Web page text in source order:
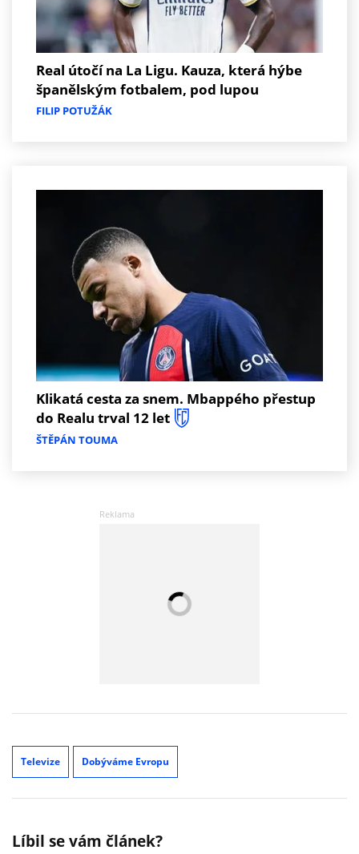
Real útočí na La Ligu. Kauza, která hýbe
španělským fotbalem, pod lupou
FILIP POTUŽÁK
Klikatá cesta za snem. Mbappého přestup
do Realu trval 12 let
ŠTĚPÁN TOUMA
Televize Dobýváme Evropu
Líbil se vám článek?